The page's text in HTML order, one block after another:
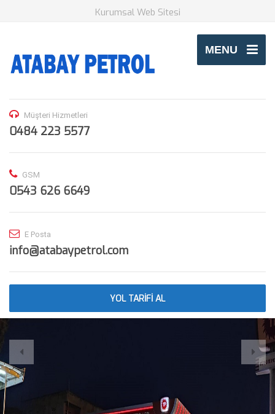
Kurumsal Web Sitesi
MENU
Müşteri Hizmetleri
0484 223 5577
GSM
0543 626 6649
E Posta
info@atabaypetrol.com
YOL TARİFİ AL